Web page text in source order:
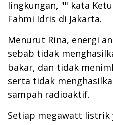
lingkungan, "" kata
Fahmi Idris di Jakarta.
Menurut Rina, energi
sebab tidak
bakar, dan tidak
serta tidak
sampah radioaktif.
Setiap megawatt listrik